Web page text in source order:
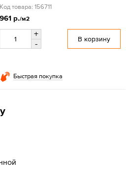
Код товара: 156711
961 р./м2
+
-
В корзину
Быстрая покупка